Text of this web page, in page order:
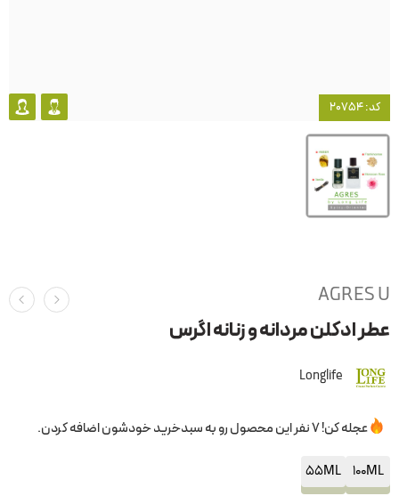
کد: 20754
AGRES U
عطر ادکلن مردانه و زنانه اگرس
Longlife
عجله کن! 7 نفر این محصول رو به سبدخرید خودشون اضافه کردن.
100ML
55ML